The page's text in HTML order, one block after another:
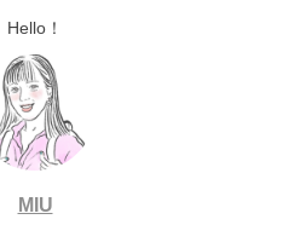
Hello！
MIU